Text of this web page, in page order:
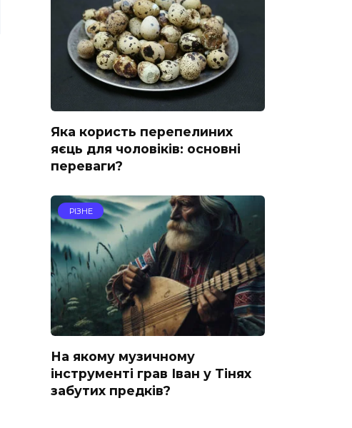
Яка користь перепелиних
яєць для чоловіків: основні
переваги?
РІЗНЕ
На якому музичному
інструменті грав Іван у Тінях
забутих предків?